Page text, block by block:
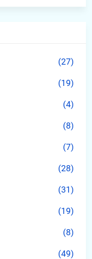
(27)
(19)
(4)
(8)
(7)
(28)
(31)
(19)
(8)
(49)